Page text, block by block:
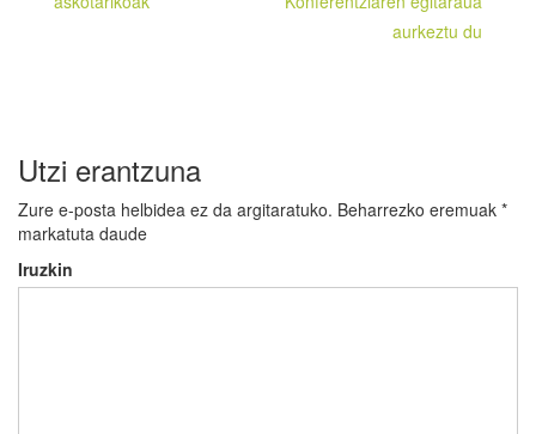
aurkeztu du
Utzi erantzuna
Zure e-posta helbidea ez da argitaratuko. Beharrezko eremuak *
markatuta daude
Iruzkin